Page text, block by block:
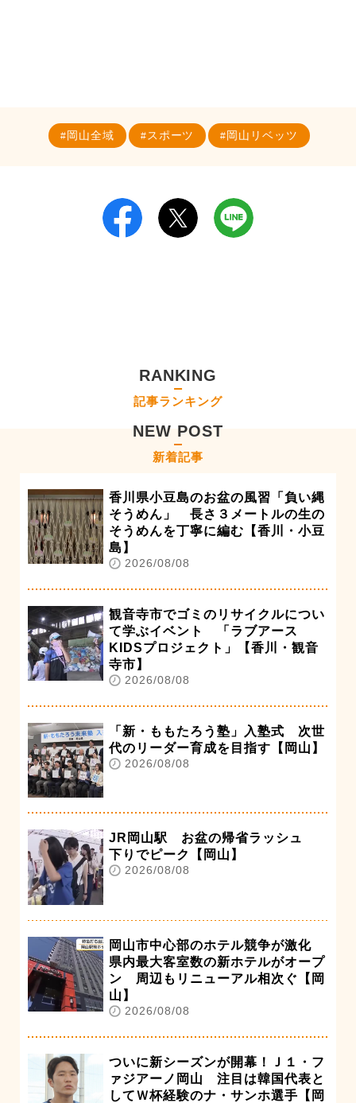
岡山全域 スポーツ 岡山リベッツ
RANKING
記事ランキング
NEW POST
新着記事
香川県小豆島のお盆の風習「負い縄
そうめん」 長さ３メートルの生の
そうめんを丁寧に編む【香川・小豆
島】
2026/08/08
観音寺市でゴミのリサイクルについ
て学ぶイベント 「ラブアース
KIDSプロジェクト」【香川・観音
寺市】
2026/08/08
「新・ももたろう塾」入塾式 次世
代のリーダー育成を目指す【岡山】
2026/08/08
JR岡山駅 お盆の帰省ラッシュ
下りでピーク【岡山】
2026/08/08
岡山市中心部のホテル競争が激化
県内最大客室数の新ホテルがオープ
ン 周辺もリニューアル相次ぐ【岡
山】
2026/08/08
ついに新シーズンが開幕！Ｊ１・フ
ァジアーノ岡山 注目は韓国代表と
してＷ杯経験のナ・サンホ選手【岡